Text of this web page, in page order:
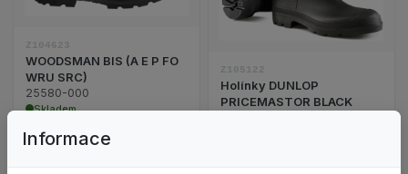
Z104623
WOODSMAN BIS (A E P FO
WRU SRC)
25580-000
Skladem
Z105122
Holínky DUNLOP
PRICEMASTOR BLACK
Informace